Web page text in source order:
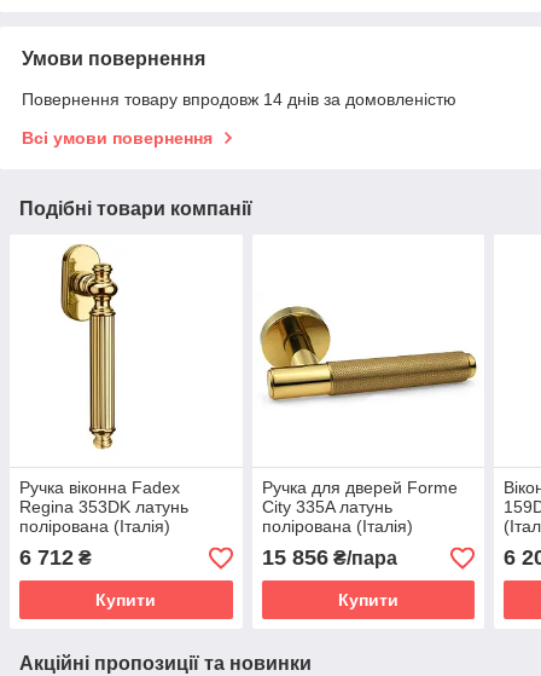
Умови повернення
Повернення товару впродовж 14 днів за домовленістю
Всі умови повернення
Подібні товари компанії
Ручка віконна Fadex
Regina 353DK латунь
полірована (Італія)
6 712 ₴
Купити
Ручка для дверей Forme
City 335A латунь
полірована (Італія)
15 856₴/пара
Купити
6
Акційні пропозиції та новинки